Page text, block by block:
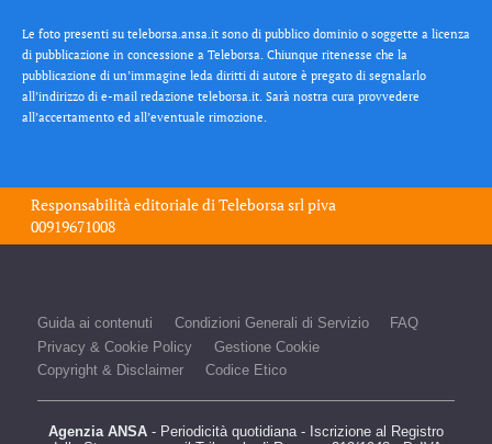
Le foto presenti su teleborsa.ansa.it sono di pubblico dominio o soggette a licenza
di pubblicazione in concessione a Teleborsa. Chiunque ritenesse che la
pubblicazione di un’immagine leda diritti di autore è pregato di segnalarlo
all’indirizzo di e-mail redazione teleborsa.it. Sarà nostra cura provvedere
all’accertamento ed all’eventuale rimozione.
Responsabilità editoriale diTeleborsa srlpiva
00919671008
Guida ai contenuti Condizioni Generali di Servizio
FAQ
Privacy & Cookie Policy
Gestione Cookie
Copyright & Disclaimer
Codice Etico
Agenzia ANSA - Periodicità quotidiana - Iscrizione al Registro